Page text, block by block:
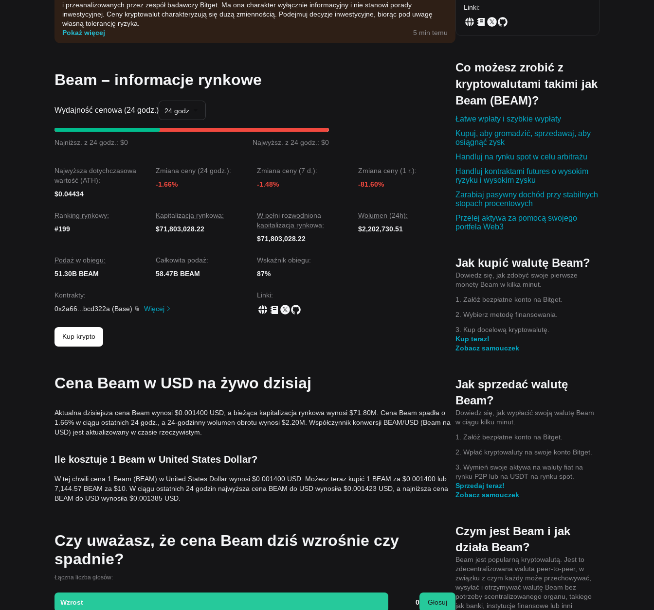
i przeanalizowanych przez zespół badawczy Bitget. Ma ona charakter wyłącznie informacyjny i nie stanowi porady
inwestycyjnej. Ceny kryptowalut charakteryzują się dużą zmiennością. Podejmuj decyzje inwestycyjne, biorąc pod uwagę
własną tolerancję ryzyka.
Pokaż więcej
5 min temu
Beam – informacje rynkowe
Wydajność cenowa (24 godz.) 24 godz.
Najniższ. z 24 godz.: $0 Najwyższ. z 24 godz.: $0
Najwyższa dotychczasowa
wartość (ATH):
$0.04434
Zmiana ceny (24 godz.):
-1.66%
Zmiana ceny (7 d.):
-1.48%
Zmiana ceny (1 r.):
-81.60%
Ranking rynkowy:
#199
Kapitalizacja rynkowa:
$71,803,028.22
W pełni rozwodniona
kapitalizacja rynkowa:
$71,803,028.22
Wolumen (24h):
$2,202,730.51
Podaż w obiegu:
51.30B BEAM
Całkowita podaż:
58.47B BEAM
Wskaźnik obiegu:
87%
Kontrakty:
0x2a66
bcd322a (Base) Więcej
Linki:
Kup krypto
Cena Beam w USD na żywo dzisiaj
Aktualna dzisiejsza cena Beam wynosi $0.001400 USD, a bieżąca kapitalizacja rynkowa wynosi $71.80M. Cena Beam spadła o
1.66% w ciągu ostatnich 24 godz., a 24-godzinny wolumen obrotu wynosi $2.20M. Współczynnik konwersji BEAM/USD (Beam na
USD) jest aktualizowany w czasie rzeczywistym.
Ile kosztuje 1 Beam w United States Dollar?
W tej chwili cena 1 Beam (BEAM) w United States Dollar wynosi $0.001400 USD. Możesz teraz kupić 1 BEAM za $0.001400 lub
7,144.57 BEAM za $10. W ciągu ostatnich 24 godzin najwyższa cena BEAM do USD wynosiła $0.001423 USD, a najniższa cena
BEAM do USD wynosiła $0.001385 USD.
Czy uważasz, że cena Beam dziś wzrośnie czy
spadnie?
Łączna liczba głosów:
Wzrost 0 Głosuj
Linki:
Co możesz zrobić z
kryptowalutami takimi jak
Beam (BEAM)?
Łatwe wpłaty i szybkie wypłaty
Kupuj, aby gromadzić, sprzedawaj, aby
osiągnąć zysk
Handluj na rynku spot w celu arbitrażu
Handluj kontraktami futures o wysokim
ryzyku i wysokim zysku
Zarabiaj pasywny dochód przy stabilnych
stopach procentowych
Przelej aktywa za pomocą swojego
portfela Web3
Jak kupić walutę Beam?
Dowiedz się, jak zdobyć swoje pierwsze
monety Beam w kilka minut.
1. Załóż bezpłatne konto na Bitget.
2. Wybierz metodę finansowania.
3. Kup docelową kryptowalutę.
Kup teraz!
Zobacz samouczek
Jak sprzedać walutę
Beam?
Dowiedz się, jak wypłacić swoją walutę Beam
w ciągu kilku minut.
1. Załóż bezpłatne konto na Bitget.
2. Wpłać kryptowaluty na swoje konto Bitget.
3. Wymień swoje aktywa na waluty fiat na
rynku P2P lub na USDT na rynku spot.
Sprzedaj teraz!
Zobacz samouczek
Czym jest Beam i jak
działa Beam?
Beam jest popularną kryptowalutą. Jest to
zdecentralizowana waluta peer-to-peer, w
związku z czym każdy może przechowywać,
wysyłać i otrzymywać walutę Beam bez
potrzeby scentralizowanego organu, takiego
jak banki, instytucje finansowe lub inni